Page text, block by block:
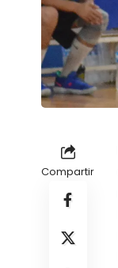
Compartir